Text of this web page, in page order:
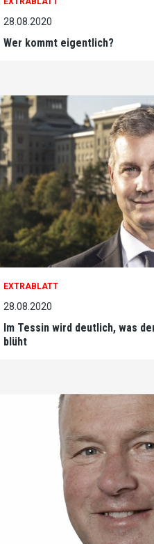
28.08.2020
Wer kommt eigentlich?
EXTRABLATT
28.08.2020
Im Tessin wird deutlich, was
blüht